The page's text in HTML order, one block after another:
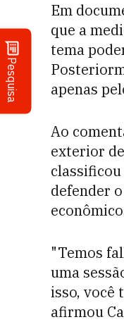
Pesquisa
Em
que a
tema
apenas
Ao
exterior
defender
"Temos
uma
isso, você
afirmou